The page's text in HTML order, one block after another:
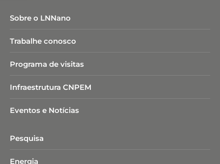
Sobre o LNNano
Trabalhe conosco
Programa de visitas
Infraestrutura CNPEM
Eventos e Notícias
Pesquisa
Energia